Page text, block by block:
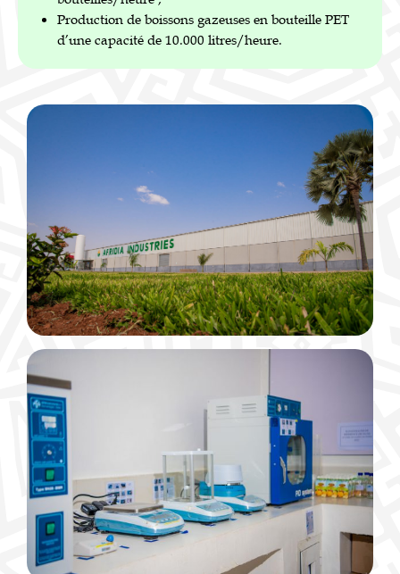
Production de boissons gazeuses en bouteille PET
d’une capacité de 10.000 litres/heure.